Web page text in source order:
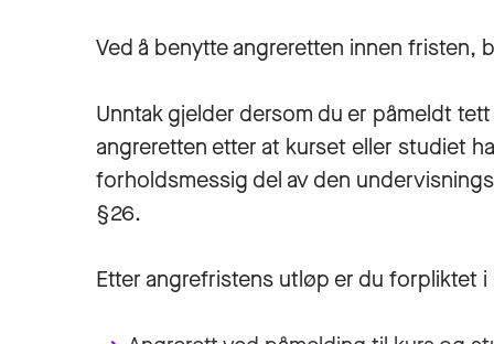
Ved å benytte angreretten innen fristen,
Unntak gjelder dersom du er påmeldt
angreretten etter at kurset eller studiet
forholdsmessig del av den
§26.
Etter angrefristens utløp er du forpliktet